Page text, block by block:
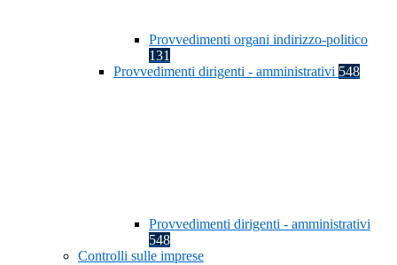
Provvedimenti organi indirizzo-politico
131
Provvedimenti dirigenti - amministrativi 548
Provvedimenti dirigenti - amministrativi
548
Controlli sulle imprese